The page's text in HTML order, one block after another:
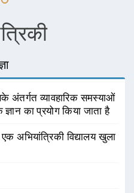
अंतर्गत व्यावहारिक समस्याओं
ज्ञान का प्रयोग किया जाता है
एक अभियांत्रिकी विद्यालय खुला